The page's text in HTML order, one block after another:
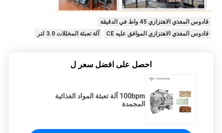
قادوس المغذي الاهتزازي 45 واط في الدقيقة
قادوس المغذي الاهتزازي الموافق عليه CE
آلة تعبئة المخللات 3.0 لتر
احصل على افضل سعر ل
100bpm آلة تعبئة المواد الغذائية
المجمدة